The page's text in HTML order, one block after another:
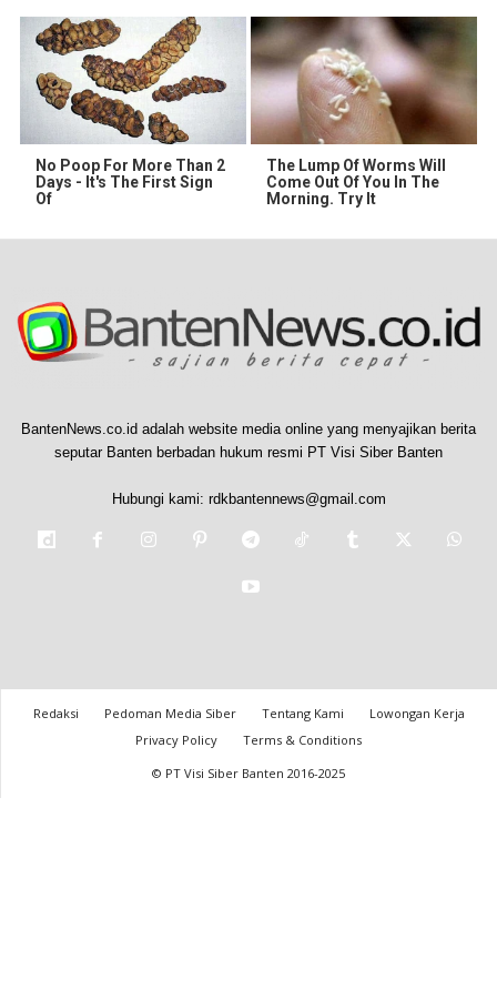
No Poop For More Than 2
Days - It's The First Sign
Of
The Lump Of Worms Will
Come Out Of You In The
Morning. Try It
BantenNews.co.id adalah website media online yang menyajikan berita
seputar Banten berbadan hukum resmi PT Visi Siber Banten
Hubungi kami: rdkbantennews@gmail.com
Redaksi Pedoman Media Siber Tentang Kami
Lowongan Kerja
Privacy Policy
Terms & Conditions
© PT Visi Siber Banten 2016-2025